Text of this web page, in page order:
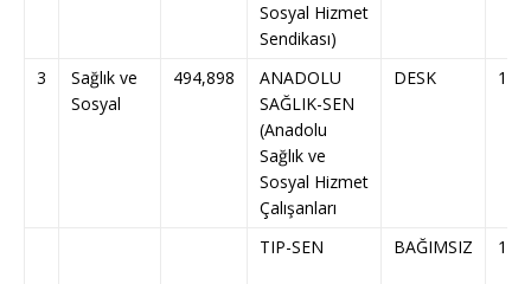
Sosyal Hizmet
Sendikası)
3
Sağlık ve
Sosyal
494,898
ANADOLU
SAĞLIK-SEN
(Anadolu
Sağlık ve
Sosyal Hizmet
Çalışanları
DESK 179
TIP-SEN BAĞIMSIZ 189